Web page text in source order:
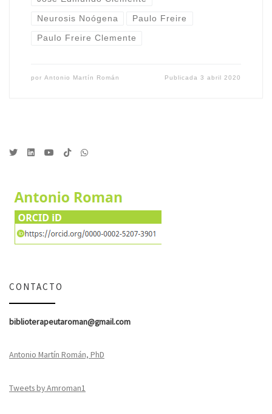
Neurosis Noógena Paulo Freire
Paulo Freire Clemente
por Antonio Martín Román Publicada3 abril 2020
CONTACTO
biblioterapeutaroman@gmail.com
Antonio Martín Román, PhD
Tweets by Amroman1